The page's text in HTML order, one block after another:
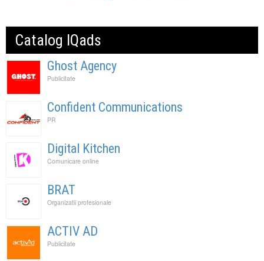
Catalog IQads
Ghost Agency
Publicitate
Confident Communications
PR
Digital Kitchen
Comunicare online
BRAT
Organizatii profesionale
ACTIV AD
Publicitate